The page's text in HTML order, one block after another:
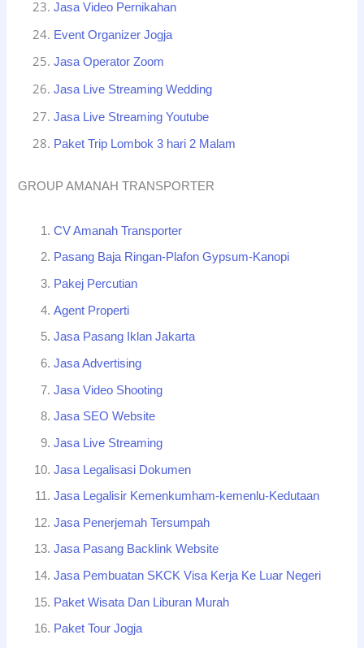
Jasa Video Pernikahan
Event Organizer Jogja
Jasa Operator Zoom
Jasa Live Streaming Wedding
Jasa Live Streaming Youtube
Paket Trip Lombok 3 hari 2 Malam
GROUP AMANAH TRANSPORTER
CV Amanah Transporter
Pasang Baja Ringan-Plafon Gypsum-Kanopi
Pakej Percutian
Agent Properti
Jasa Pasang Iklan Jakarta
Jasa Advertising
Jasa Video Shooting
Jasa SEO Website
Jasa Live Streaming
Jasa Legalisasi Dokumen
Jasa Legalisir Kemenkumham-kemenlu-Kedutaan
Jasa Penerjemah Tersumpah
Jasa Pasang Backlink Website
Jasa Pembuatan SKCK Visa Kerja Ke Luar Negeri
Paket Wisata Dan Liburan Murah
Paket Tour Jogja